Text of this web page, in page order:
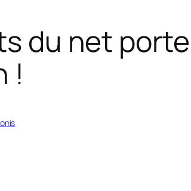
du net
!